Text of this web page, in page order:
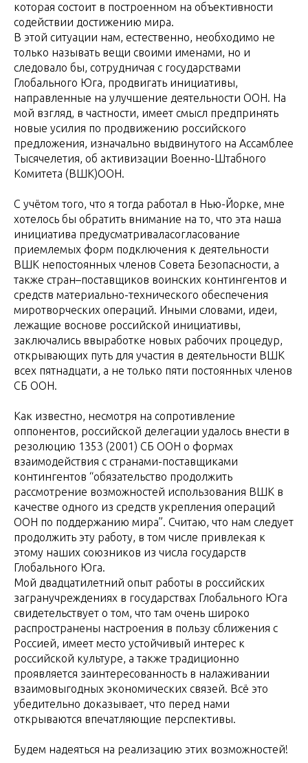
которая состоит в построенном на объективности
содействии достижению мира.
В этой ситуации нам, естественно, необходимо не
только называть вещи своими именами, но и
следовало бы, сотрудничая с государствами
Глобального Юга, продвигать инициативы,
направленные на улучшение деятельности ООН. На
мой взгляд, в частности, имеет смысл предпринять
новые усилия по продвижению российского
предложения, изначально выдвинутого на Ассамблее
Тысячелетия, об активизации Военно-Штабного
Комитета (ВШК)ООН.
С учётом того, что я тогда работал в Нью-Йорке, мне
хотелось бы обратить внимание на то, что эта наша
инициатива предусматриваласогласование
приемлемых форм подключения к деятельности
ВШК непостоянных членов Совета Безопасности, а
также стран–поставщиков воинских контингентов и
средств материально-технического обеспечения
миротворческих операций. Иными словами, идеи,
лежащие воснове российской инициативы,
заключались ввыработке новых рабочих процедур,
открывающих путь для участия в деятельности ВШК
всех пятнадцати, а не только пяти постоянных членов
СБ ООН.
Как известно, несмотря на сопротивление
оппонентов, российской делегации удалось внести в
резолюцию 1353 (2001) СБ ООН о формах
взаимодействия с странами-поставщиками
контингентов “обязательство продолжить
рассмотрение возможностей использования ВШК в
качестве одного из средств укрепления операций
ООН по поддержанию мира”. Считаю, что нам следует
продолжить эту работу, в том числе привлекая к
этому наших союзников из числа государств
Глобального Юга.
Мой двадцатилетний опыт работы в российских
загранучреждениях в государствах Глобального Юга
свидетельствует о том, что там очень широко
распространены настроения в пользу сближения с
Россией, имеет место устойчивый интерес к
российской культуре, а также традиционно
проявляется заинтересованность в налаживании
взаимовыгодных экономических связей. Всё это
убедительно доказывает, что перед нами
открываются впечатляющие перспективы.
Будем надеяться на реализацию этих возможностей!